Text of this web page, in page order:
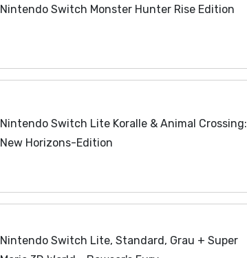
Nintendo Switch Monster Hunter Rise Edition
Nintendo Switch Lite Koralle & Animal Crossing:
New Horizons-Edition
Nintendo Switch Lite, Standard, Grau + Super